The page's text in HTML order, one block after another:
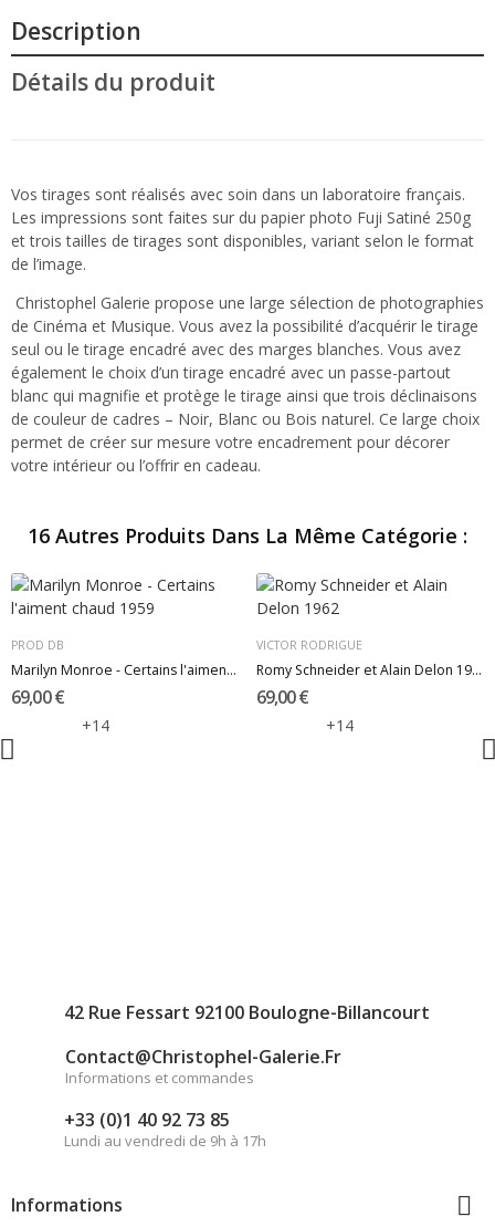
Description
Détails du produit
Vos tirages sont réalisés avec soin dans un laboratoire français.
Les impressions sont faites sur du papier photo Fuji Satiné 250g
et trois tailles de tirages sont disponibles, variant selon le format
de l’image.
Christophel Galerie propose une large sélection de photographies
de Cinéma et Musique. Vous avez la possibilité d’acquérir le tirage
seul ou le tirage encadré avec des marges blanches. Vous avez
également le choix d’un tirage encadré avec un passe-partout
blanc qui magnifie et protège le tirage ainsi que trois déclinaisons
de couleur de cadres – Noir, Blanc ou Bois naturel. Ce large choix
permet de créer sur mesure votre encadrement pour décorer
votre intérieur ou l’offrir en cadeau.
16 Autres Produits Dans La Même Catégorie :
PROD DB
Marilyn Monroe - Certains l'aiment chaud 1959
69,00 €
+14
VICTOR RODRIGUE
Romy Schneider et Alain Delon 1962
69,00 €
+14
42 Rue Fessart 92100 Boulogne-Billancourt
Contact@christophel-Galerie.fr
Informations et commandes
+33 (0)1 40 92 73 85
Lundi au vendredi de 9h à 17h
Informations 